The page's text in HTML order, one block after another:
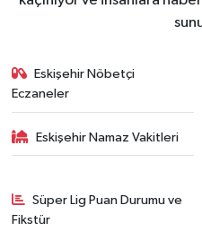
Eskişehir Nöbetçi
Eczaneler
Eskişehir Namaz Vakitleri
Süper Lig Puan Durumu ve
Fikstür